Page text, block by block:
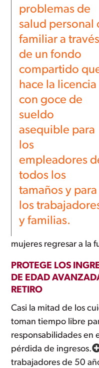
problemas de
salud personal
familiar a través
de un fondo
compartido
hace la licencia
con goce de
sueldo
asequible para
los
empleadores
todos los
tamaños y para
los
y familias.
mujeres regresar a la
PROTEGE LOS
DE EDAD
RETIRO
Casi la mitad de los
toman tiempo libre
responsabilidades en
pérdida de ingresos.
trabajadores de 50